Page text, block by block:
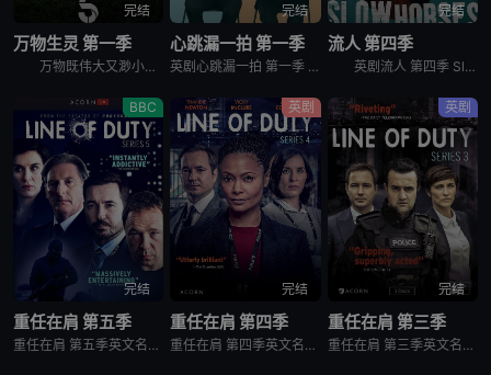
完结
万物生灵 第一季
万物既伟大又渺小，英文名为All Creatures Great and Small，是2020年上映的英国剧情影视。聚焦一个年轻的兽医去乡间的经历，有许多好笑、温馨、可爱的小事，哈利笔下的动物和
完结
心跳漏一拍 第一季
英剧心跳漏一拍 第一季 Heartstopper Season 1讲述的是：男孩与男孩相遇、成为朋友并坠入爱河。
完结
流人 第四季
英剧流人 第四季 Slow Horses Season 4改编自原著系列中的第四本《Spook Street》。一场爆炸拉开序幕，随之引爆了一系列惊人的秘密，动摇了Slough House本就不太
BBC
完结
重任在肩 第五季
重任在肩 第五季英文名为Line of Duty Season 5，是2019年上映的英剧。一批毒品在警方押运途中被一伙蒙面歹徒劫夺，三名随行警员被害，种种迹象显示警方内部有人走漏消息。蒙面团伙的首领JohnCorbett成了AC-12的新一任对手，但他还有不为人知的另一重身份……
英剧
完结
重任在肩 第四季
重任在肩 第四季英文名为Line of Duty Season 4，是2017年上映的英剧。总督察RozHuntley刚刚侦破一起连环谋杀案，成功抓获一名连环凶手。然而法医官TimIfield却找到反腐小组AC-12，提出Roz在侦破过程中刻意忽略了对嫌疑人有利的证据，这起案件可能是一起
英剧
完结
重任在肩 第三季
重任在肩 第三季英文名为Line of Duty Season 3，是2016年的英剧。特警小组长官DannyWaldron在一次行动中击毙了一名犯罪嫌疑人，他和队员一致声称此举是出于自卫，但反腐小组AC-12的主管却认为这是一起蓄意杀人事件。随着调查深入，更多意想不到的真相浮出水面